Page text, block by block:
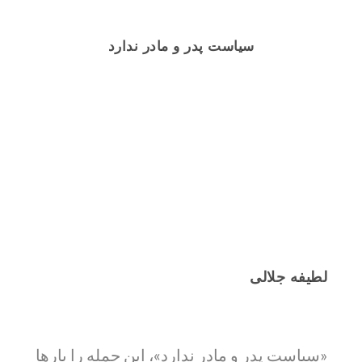
سیاست پدر و مادر ندارد
لطیفه جلالی
«سیاست پدر و مادر ندارد»، این جمله را بارها